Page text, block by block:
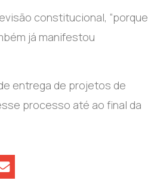
constitucional, “porque
já manifestou
entrega de projetos de
processo até ao final da